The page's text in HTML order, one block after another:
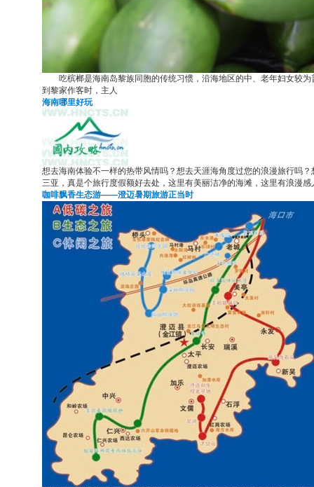
吃槟榔是海南岛黎族同胞的传统习惯，沿海地区的中、老年妇女较为
到黎家作客时，主人
海南哪里好玩
想去海南体验不一样的热带风情吗？想去天涯海角度过您的浪漫旅行吗
三亚，真是个旅行度假额好去处，这里有美丽洁净的海滩，这里有浪漫
咖啡飘香生态游——澄迈暑期旅游正当时